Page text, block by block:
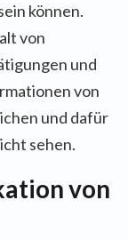
können.
von
und
von
und dafür
sehen.
von